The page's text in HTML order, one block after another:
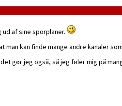
af sine sporplaner.
man kan finde mange andre kanaler
gør jeg også, så jeg føler mig på